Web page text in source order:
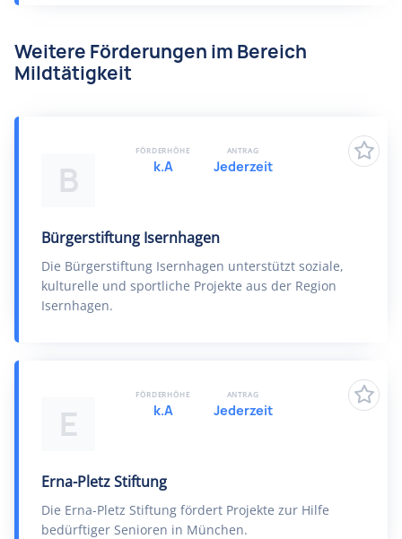
Weitere Förderungen im Bereich
Mildtätigkeit
B
Bürgerstiftung Isernhagen
Die Bürgerstiftung Isernhagen unterstützt soziale,
kulturelle und sportliche Projekte aus der Region
Isernhagen.
FÖRDERHÖHE
k.A
ANTRAG
Jederzeit
E
Erna-Pletz Stiftung
Die Erna-Pletz Stiftung fördert Projekte zur Hilfe
bedürftiger Senioren in München.
FÖRDERHÖHE
k.A
ANTRAG
Jederzeit